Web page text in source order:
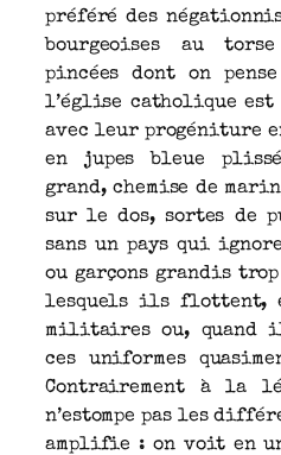
préféré des
bourgeoises au
pincées dont on
l’église catholique est
avec leur progéniture
en jupes bleue
grand, chemise de
sur le dos, sortes de
sans un pays qui
ou garçons grandis
lesquels ils flottent,
militaires ou, quand
ces uniformes
Contrairement à la
n’estompe pas les
amplifie : on voit en